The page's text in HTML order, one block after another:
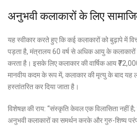
अनुभवी कलाकारों के लिए
यह स्वीकार करते हुए कि कई कलाकारों को बुढ़ापे में
पड़ता है, मंत्रालय 60 वर्ष से अधिक आयु के कलाकारों
करता है। इसके लिए कलाकार की वार्षिक आय
मानवीय कदम के रूप में, कलाकार की मृत्यु के बाद यह
हस्तांतरित कर दिया जाता है।
विशेषज्ञ की राय: “संस्कृति केवल एक विलासिता नहीं है;
अनुभवी कलाकारों का समर्थन करके और गुरु-शिष्य